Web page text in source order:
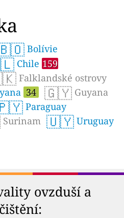
Bolívie
Chile 159
Falklandské ostrovy
34 🇬🇾 Guyana
Paraguay
Surinam 🇺🇾 Uruguay
ovzduší a